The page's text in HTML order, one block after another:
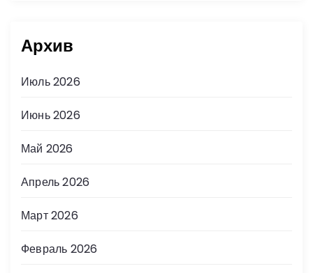
Архив
Июль 2026
Июнь 2026
Май 2026
Апрель 2026
Март 2026
Февраль 2026